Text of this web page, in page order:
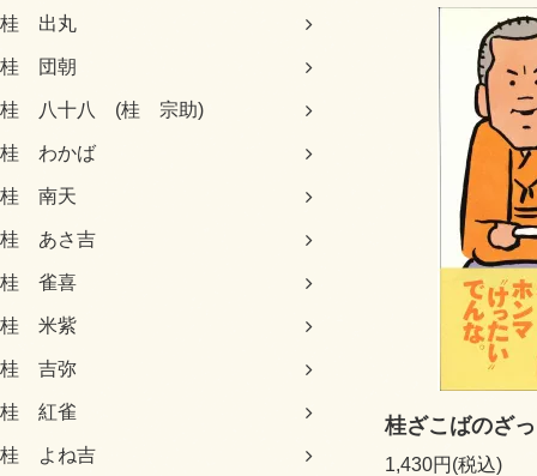
桂 出丸
桂 団朝
桂 八十八 (桂 宗助)
桂 わかば
桂 南天
桂 あさ吉
桂 雀喜
桂 米紫
桂 吉弥
桂 紅雀
桂 よね吉
桂ざこばのざ
1,430円(税込)